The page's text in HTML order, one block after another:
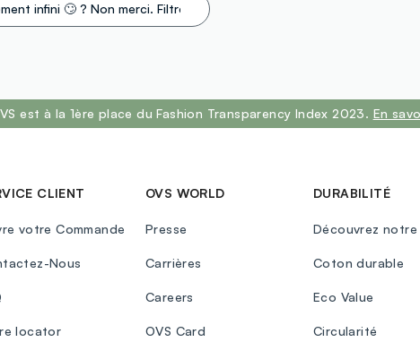
infini 🙄 ? Non merci. Filtrez !
est à la 1ère place du Fashion Transparency Index 2023. En
CLIENT
votre Commande
Nous
locator
OVS WORLD
Presse
Carrières
Careers
OVS Card
DURABILITÉ
Découvrez
Coton durable
Eco Value
Circularité